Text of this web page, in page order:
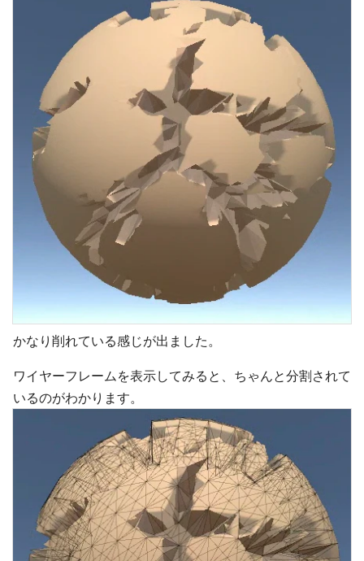
かなり削れている感じが出ました。
ワイヤーフレームを表示してみると、ちゃんと分割されて
いるのがわかります。